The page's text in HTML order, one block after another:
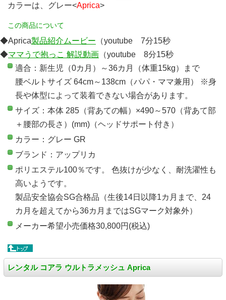
カラーは、グレー<Aprica>
この商品について
◆Aprica製品紹介ムービー （youtube 7分15秒
◆ママうで抱っこ 解説動画 （youtube 8分15秒
適合：新生児（0カ月）～36カ月（体重15kg）まで
腰ベルトサイズ 64cm～138cm（パパ・ママ兼用） ※身
長や体型によって装着できない場合があります。
サイズ：本体 285（背あての幅）×490～570（背あて部
＋腰部の長さ）(mm)（ヘッドサポート付き）
カラー：グレー GR
ブランド：アップリカ
ポリエステル100％です。 色抜けが少なく、耐洗濯性も
高いようです。
製品安全協会SG合格品（生後14日以降1カ月まで、24
カ月を超えてから36カ月まではSGマーク対象外）
メーカー希望小売価格30,800円(税込)
レンタル コアラ ウルトラメッシュ Aprica